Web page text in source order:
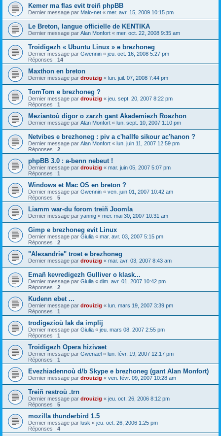
Kemer ma flas evit treiñ phpBB
Dernier message par Malo-net « mer. avr. 15, 2009 10:15 pm
Le Breton, langue officielle de KENTIKA
Dernier message par Alan Monfort « mer. oct. 22, 2008 9:35 am
Troidigezh « Ubuntu Linux » e brezhoneg
Dernier message par Gwennin « jeu. oct. 16, 2008 5:27 pm
Réponses : 14
Maxthon en breton
Dernier message par drouizig « lun. juil. 07, 2008 7:44 pm
TomTom e brezhoneg ?
Dernier message par drouizig « jeu. sept. 20, 2007 8:22 pm
Réponses : 1
Meziantoù digor o zarzh gant Akademiezh Roazhon
Dernier message par Alan Monfort « lun. sept. 10, 2007 1:10 pm
Netvibes e brezhoneg : piv a c'hallfe sikour ac'hanon ?
Dernier message par Alan Monfort « lun. juin 11, 2007 12:59 pm
Réponses : 2
phpBB 3.0 : a-benn nebeut !
Dernier message par drouizig « mar. juin 05, 2007 5:07 pm
Réponses : 1
Windows et Mac OS en breton ?
Dernier message par Gwennin « ven. juin 01, 2007 10:42 am
Réponses : 5
Liamm war-du forom treiñ Joomla
Dernier message par yannig « mer. mai 30, 2007 10:31 am
Gimp e brezhoneg evit Linux
Dernier message par Giulia « mar. avr. 03, 2007 5:15 pm
Réponses : 2
"Alexandrie" troet e brezhoneg
Dernier message par drouizig « mar. avr. 03, 2007 8:43 am
Emañ kevredigezh Gulliver o klask...
Dernier message par Giulia « dim. avr. 01, 2007 10:42 pm
Réponses : 2
Kudenn ebet ...
Dernier message par drouizig « lun. mars 19, 2007 3:39 pm
Réponses : 1
trodigezioù lak da implij
Dernier message par Giulia « jeu. mars 08, 2007 2:55 pm
Réponses : 1
Troidigezh Opera hizivaet
Dernier message par Gwenael « lun. févr. 19, 2007 12:17 pm
Réponses : 1
Evezhiadennoù d/b Skype e brezhoneg (gant Alan Monfort)
Dernier message par drouizig « ven. févr. 09, 2007 10:28 am
Treiñ restroù .trn
Dernier message par drouizig « jeu. oct. 26, 2006 8:12 pm
Réponses : 5
mozilla thunderbird 1.5
Dernier message par lusk « jeu. oct. 26, 2006 1:25 pm
Réponses : 4